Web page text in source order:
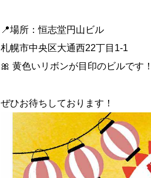
📍場所：恒志堂円山ビル
札幌市中央区大通西22丁目1-1
🎀 黄色いリボンが目印のビルです
ぜひお待ちしております！